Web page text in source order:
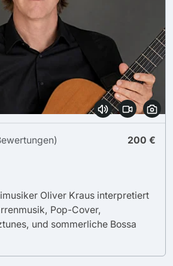
200 €
Oliver Kraus interpretiert
Pop-Cover,
und sommerliche Bossa